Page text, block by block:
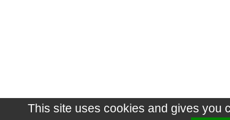
This site uses cookies and gives you